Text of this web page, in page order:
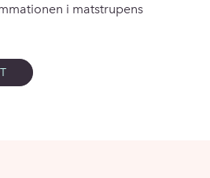
i matstrupens